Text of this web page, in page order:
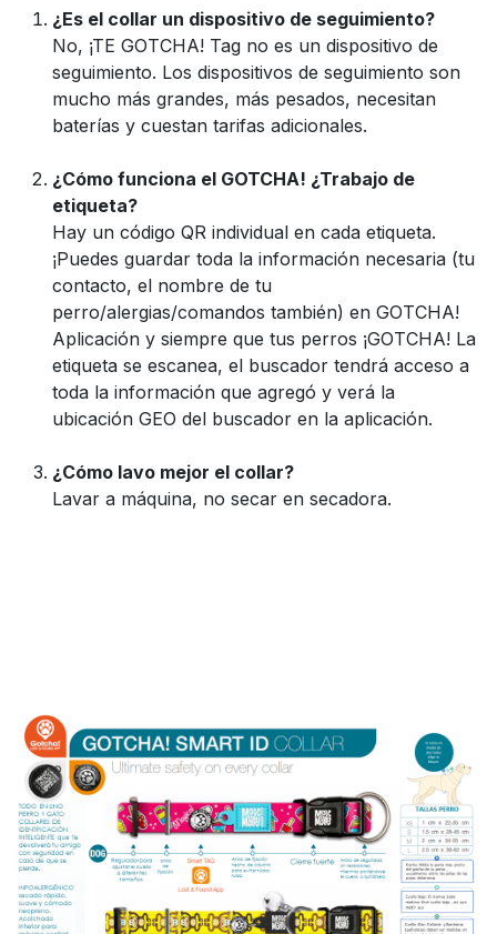
¿Es el collar un dispositivo de seguimiento?
No, ¡TE GOTCHA! Tag no es un dispositivo de
seguimiento. Los dispositivos de seguimiento son
mucho más grandes, más pesados, necesitan
baterías y cuestan tarifas adicionales.
¿Cómo funciona el GOTCHA! ¿Trabajo de
etiqueta?
Hay un código QR individual en cada etiqueta.
¡Puedes guardar toda la información necesaria (tu
contacto, el nombre de tu
perro/alergias/comandos también) en GOTCHA!
Aplicación y siempre que tus perros ¡GOTCHA! La
etiqueta se escanea, el buscador tendrá acceso a
toda la información que agregó y verá la
ubicación GEO del buscador en la aplicación.
¿Cómo lavo mejor el collar?
Lavar a máquina, no secar en secadora.